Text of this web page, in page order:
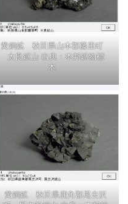
黄銅鉱 秋田県山本郡藤里町
太良鉱山 出典：本邦鉱物標
本
黄銅鉱 秋田県鹿角郡尾去沢